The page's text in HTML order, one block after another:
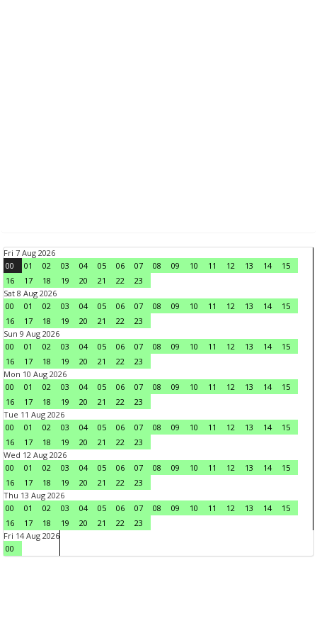
Fri 7 Aug 2026
00
01 02 03 04 05 06 07 08 09 10 11 12 13 14
15
16
17 18 19 20 21 22
23
Sat 8 Aug 2026
00
01 02 03 04 05 06 07 08 09 10 11 12 13 14
15
16
17 18 19 20 21 22
23
Sun 9 Aug 2026
00
01 02 03 04 05 06 07 08 09 10 11 12 13 14
15
16
17 18 19 20 21 22
23
Mon 10 Aug 2026
00
01 02 03 04 05 06 07 08 09 10 11 12 13 14
15
16
17 18 19 20 21 22
23
Tue 11 Aug 2026
00
01 02 03 04 05 06 07 08 09 10 11 12 13 14
15
16
17 18 19 20 21 22
23
Wed 12 Aug 2026
00
01 02 03 04 05 06 07 08 09 10 11 12 13 14
15
16
17 18 19 20 21 22
23
Thu 13 Aug 2026
00
01 02 03 04 05 06 07 08 09 10 11 12 13 14
15
16
17 18 19 20 21 22
23
Fri 14 Aug 2026
00